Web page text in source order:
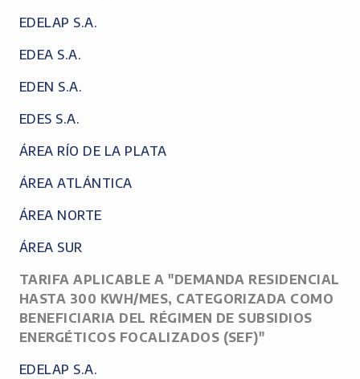
EDELAP S.A.
EDEA S.A.
EDEN S.A.
EDES S.A.
ÁREA RÍO DE LA PLATA
ÁREA ATLÁNTICA
ÁREA NORTE
ÁREA SUR
TARIFA APLICABLE A "DEMANDA RESIDENCIAL
HASTA 300 KWH/MES, CATEGORIZADA COMO
BENEFICIARIA DEL RÉGIMEN DE SUBSIDIOS
ENERGÉTICOS FOCALIZADOS (SEF)"
EDELAP S.A.